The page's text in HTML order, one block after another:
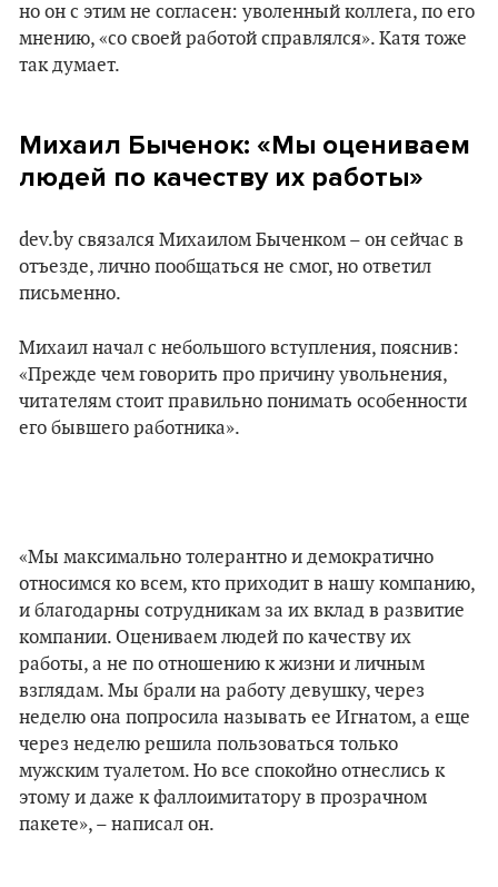
но он с этим не согласен: уволенный коллега, по его
мнению, «со своей работой справлялся». Катя тоже
так думает.
Михаил Быченок: «Мы оцениваем
людей по качеству их работы»
dev.by связался Михаилом Быченком – он сейчас в
отъезде, лично пообщаться не смог, но ответил
письменно.
Михаил начал с небольшого вступления, пояснив:
«Прежде чем говорить про причину увольнения,
читателям стоит правильно понимать особенности
его бывшего работника».
«Мы максимально толерантно и демократично
относимся ко всем, кто приходит в нашу компанию,
и благодарны сотрудникам за их вклад в развитие
компании. Оцениваем людей по качеству их
работы, а не по отношению к жизни и личным
взглядам. Мы брали на работу девушку, через
неделю она попросила называть ее Игнатом, а еще
через неделю решила пользоваться только
мужским туалетом. Но все спокойно отнеслись к
этому и даже к фаллоимитатору в прозрачном
пакете», – написал он.